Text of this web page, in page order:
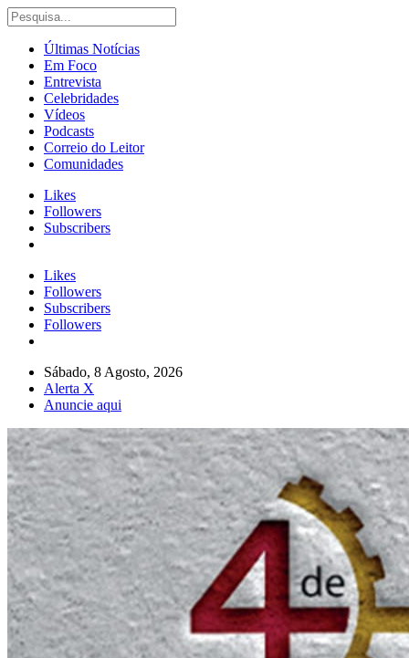
Últimas Notícias
Em Foco
Entrevista
Celebridades
Vídeos
Podcasts
Correio do Leitor
Comunidades
Likes
Followers
Subscribers
Likes
Followers
Subscribers
Followers
Sábado, 8 Agosto, 2026
Alerta X
Anuncie aqui